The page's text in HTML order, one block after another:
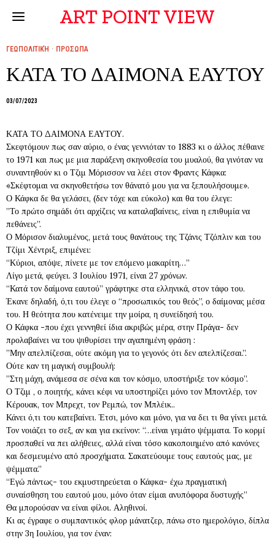
ART POINT VIEW
ΓΕΩΠΟΛΙΤΙΚΉ · ΠΡΟΣΩΠΑ
ΚΑΤΑ ΤΟ ΔΑΙΜΟΝΑ ΕΑΥΤΟΥ
03/07/2023
ΚΑΤΑ ΤΟ ΔΑΙΜΟΝΑ ΕΑΥΤΟΥ.
Σκεφτόμουν πως σαν αύριο, ο ένας γεννιόταν το 1883 κι ο άλλος πέθαινε
το 1971 και πως με μια παράξενη σκηνοθεσία του μυαλού, θα γινόταν να
συναντηθούν κι ο Τζιμ Μόρισσον να λέει στον Φραντς Κάφκα:
«Σκέφτομαι να σκηνοθετήσω τον θάνατό μου για να ξεπουλήσουμε».
Ο Κάφκα δε θα γελάσει, (δεν τόχε και εύκολο) και θα του έλεγε:
”Το πρώτο σημάδι ότι αρχίζεις να καταλαβαίνεις, είναι η επιθυμία να
πεθάνεις”.
Ο Μόρισον διαλυμένος, μετά τους θανάτους της Τζάνις Τζόπλιν και του
Τζίμι Χέντριξ, επιμένει:
“Κύριοι, απόψε, πίνετε με τον επόμενο μακαρίτη…”
Λίγο μετά, φεύγει. 3 Ιουλίου 1971, είναι 27 χρόνων.
“Κατά τον δαίμονα εαυτού” γράφτηκε στα ελληνικά, στον τάφο του.
Έκανε δηλαδή, ό,τι του έλεγε ο “προσωπικός του θεός”, ο δαίμονας μέσα
του. Η θεότητα που κατένειμε την μοίρα, η συνείδησή του.
Ο Κάφκα -που έχει γεννηθεί ίδια ακριβώς μέρα, στην Πράγα- δεν
προλαβαίνει να του ψιθυρίσει την αγαπημένη φράση :
”Μην απελπίζεσαι, ούτε ακόμη για το γεγονός ότι δεν απελπίζεσαι.”.
Ούτε καν τη μαγική συμβουλή:
”Στη μάχη, ανάμεσα σε σένα και τον κόσμο, υποστήριξε τον κόσμο”.
Ο Τζιμ , ο ποιητής, κάνει κέφι να υποστηρίζει μόνο τον Μποντλέρ, τον
Κέρουακ, τον Μπρεχτ, τον Ρεμπώ, τον Μπλέικ..
Κάνει ό,τι του κατεβαίνει. Έτσι, μόνο και μόνο, για να δει τι θα γίνει μετά.
Τον νοιάζει το σεξ, αν και για εκείνον: “…είναι γεμάτο ψέμματα. Το κορμί
προσπαθεί να πει αλήθειες, αλλά είναι τόσο κακοποιημένο από κανόνες
και δεσμευμένο από προσχήματα. Σακατεύουμε τους εαυτούς μας, με
ψέμματα.”
“Εγώ πάντως- του εκμυστηρεύεται ο Κάφκα- έχω πραγματική
συναίσθηση του εαυτού μου, μόνο όταν είμαι ανυπόφορα δυστυχής”
Θα μπορούσαν να είναι φίλοι. Αληθινοί.
Κι ας έγραφε ο συμπαντικός φλορ μάνατζερ, πάνω στο ημερολόγιo, δίπλα
στην 3η Ιουλίου, για τον έναν: